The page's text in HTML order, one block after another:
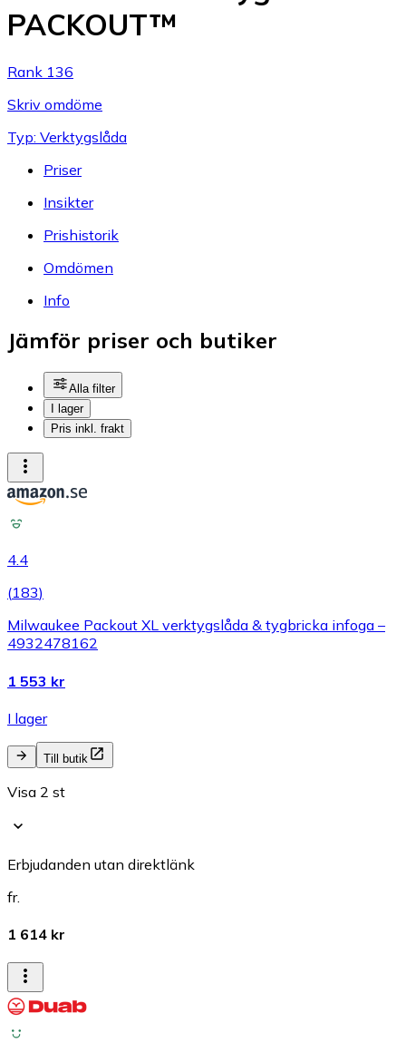
PACKOUT™
Rank 136
Skriv omdöme
Typ: Verktygslåda
Priser
Insikter
Prishistorik
Omdömen
Info
Jämför priser och butiker
Alla filter
I lager
Pris inkl. frakt
4.4
(183)
Milwaukee Packout XL verktygslåda & tygbricka infoga –
4932478162
1 553 kr
I lager
Till butik
Visa 2 st
Erbjudanden utan direktlänk
fr.
1 614 kr